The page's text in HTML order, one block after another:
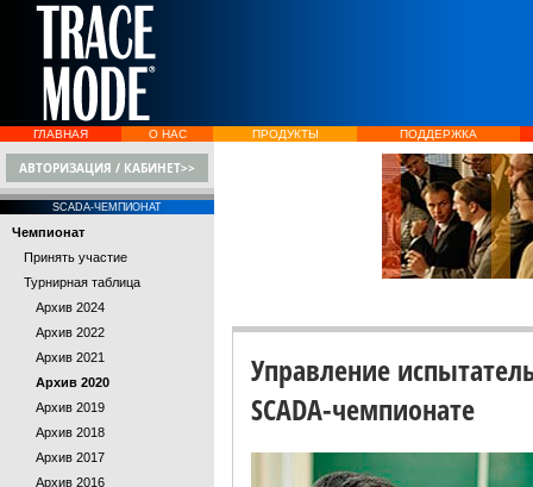
ГЛАВНАЯ О НАС ПРОДУКТЫ ПОДДЕРЖКА
АВТОРИЗАЦИЯ / КАБИНЕТ>>
SCADA-ЧЕМПИОНАТ
Чемпионат
Принять участие
Турнирная таблица
Архив 2024
Архив 2022
Архив 2021
Архив 2020
Архив 2019
Архив 2018
Архив 2017
Архив 2016
Управление
SCADA-чемпионате